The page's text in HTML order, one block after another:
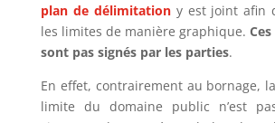
plan de délimitationy est joint afin
les limites de manière graphique.
sont pas signés par les parties.
En effet, contrairement au bornage,
limite du domaine public n’est